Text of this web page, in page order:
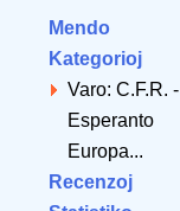
Mendo
Kategorioj
Varo: C.F.R. -
Esperanto
Europa...
Recenzoj